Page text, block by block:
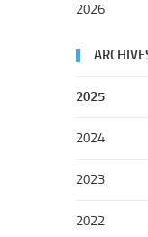
2026
2025
2024
2023
2022